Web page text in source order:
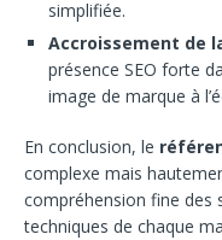
simplifiée.
Accroissement de
présence SEO forte
image de marque à
En conclusion, le
complexe mais
compréhension fine des
techniques de chaque